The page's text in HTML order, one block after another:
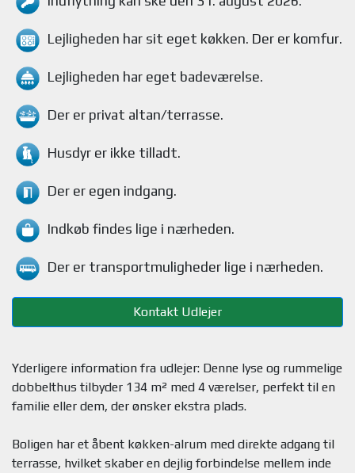
Lejligheden har sit eget køkken. Der er komfur.
Lejligheden har eget badeværelse.
Der er privat altan/terrasse.
Husdyr er ikke tilladt.
Der er egen indgang.
Indkøb findes lige i nærheden.
Der er transportmuligheder lige i nærheden.
Kontakt Udlejer
Yderligere information fra udlejer: Denne lyse og rummelige
dobbelthus tilbyder 134 m² med 4 værelser, perfekt til en
familie eller dem, der ønsker ekstra plads.
Boligen har et åbent køkken-alrum med direkte adgang til
terrasse, hvilket skaber en dejlig forbindelse mellem inde